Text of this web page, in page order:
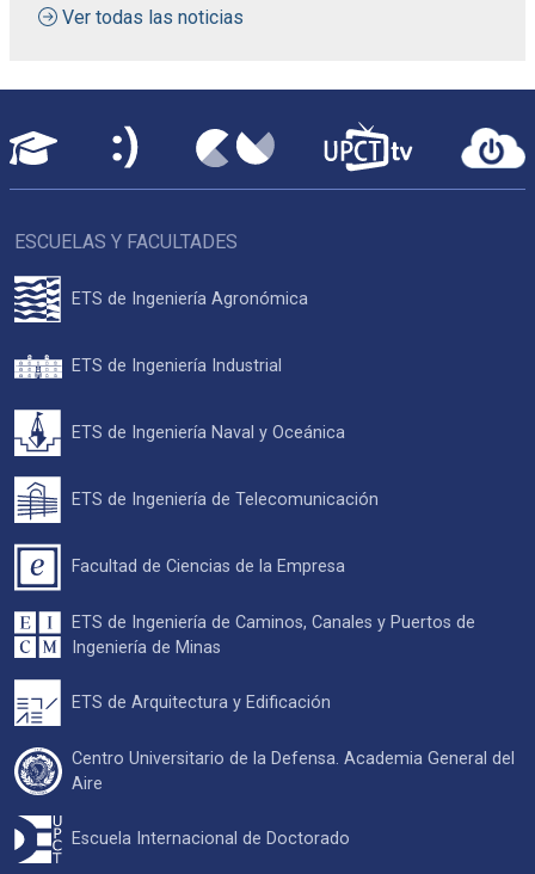
Ver todas las noticias
ESCUELAS Y FACULTADES
ETS de Ingeniería Agronómica
ETS de Ingeniería Industrial
ETS de Ingeniería Naval y Oceánica
ETS de Ingeniería de Telecomunicación
Facultad de Ciencias de la Empresa
ETS de Ingeniería de Caminos, Canales y Puertos de
Ingeniería de Minas
ETS de Arquitectura y Edificación
Centro Universitario de la Defensa. Academia General del
Aire
Escuela Internacional de Doctorado